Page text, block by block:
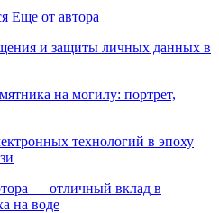
Еще от автора
и защиты личных данных в
на могилу: портрет,
технологий в эпоху
— отличный вклад в
на воде